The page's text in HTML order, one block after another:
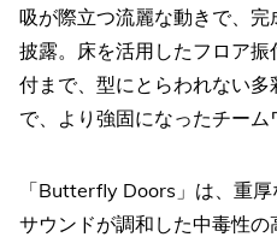
吸が際立つ流麗な動きで、
披露。床を活用したフロア
付まで、型にとらわれない
で、より強固になったチーム
「Butterfly Doors」は、重
サウンドが調和した中毒性